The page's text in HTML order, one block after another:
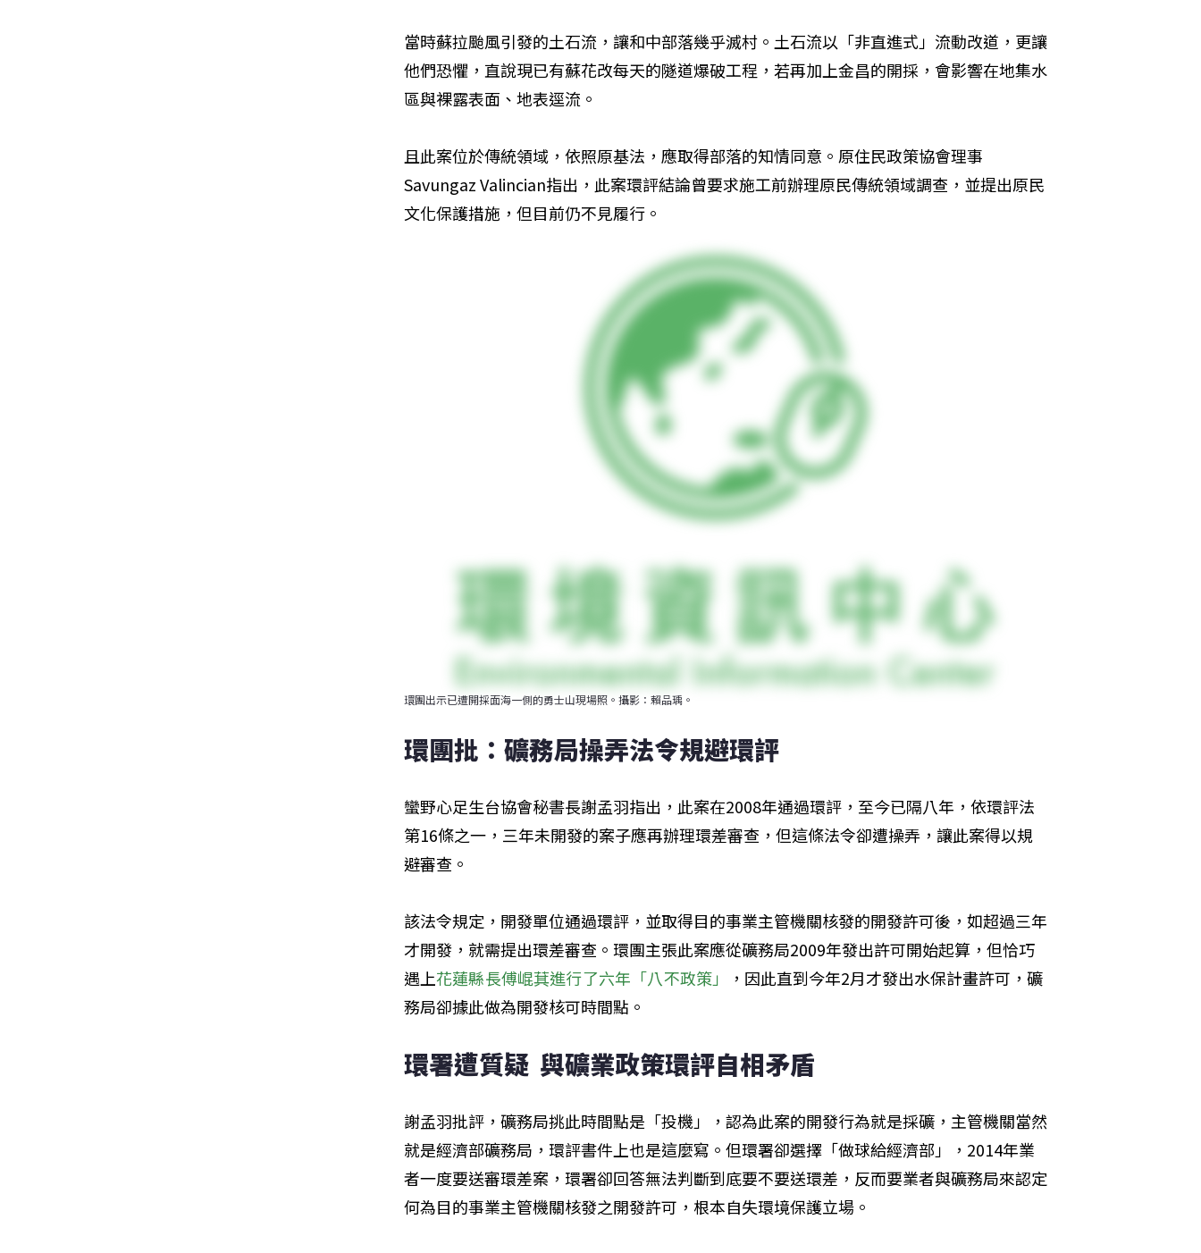
當時蘇拉颱風引發的土石流，讓和中部落幾乎滅村。土石流以「非直進式」流動改道，更讓
他們恐懼，直說現已有蘇花改每天的隧道爆破工程，若再加上金昌的開採，會影響在地集水
區與裸露表面、地表逕流。
且此案位於傳統領域，依照原基法，應取得部落的知情同意。原住民政策協會理事
Savungaz Valincian指出，此案環評結論曾要求施工前辦理原民傳統領域調查，並提出原民
文化保護措施，但目前仍不見履行。
環團出示已遭開採面海一側的勇士山現場照。攝影：賴品瑀。
環團批：礦務局操弄法令規避環評
蠻野心足生台協會秘書長謝孟羽指出，此案在2008年通過環評，至今已隔八年，依環評法
第16條之一，三年未開發的案子應再辦理環差審查，但這條法令卻遭操弄，讓此案得以規
避審查。
該法令規定，開發單位通過環評，並取得目的事業主管機關核發的開發許可後，如超過三年
才開發，就需提出環差審查。環團主張此案應從礦務局2009年發出許可開始起算，但恰巧
遇上花蓮縣長傅崐萁進行了六年「八不政策」
，因此直到今年2月才發出水保計畫許可，礦
務局卻據此做為開發核可時間點。
環署遭質疑  與礦業政策環評自相矛盾
謝孟羽批評，礦務局挑此時間點是「投機」，認為此案的開發行為就是採礦，主管機關當然
就是經濟部礦務局，環評書件上也是這麼寫。但環署卻選擇「做球給經濟部」，2014年業
者一度要送審環差案，環署卻回答無法判斷到底要不要送環差，反而要業者與礦務局來認定
何為目的事業主管機關核發之開發許可，根本自失環境保護立場。